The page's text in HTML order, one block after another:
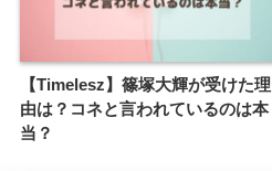
【Timelesz】篠塚大輝が受けた理
由は？コネと言われているのは本
当？